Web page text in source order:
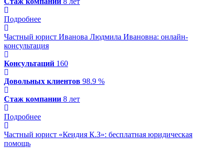
Подробнее
Частный юрист Иванова Людмила Ивановна: онлайн-
консультация
Консультаций 160
Довольных клиентов 98.9 %
Стаж компании 8 лет
Подробнее
Частный юрист «Кеидия К.З»: бесплатная юридическая
помощь